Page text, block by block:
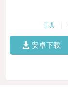
工具
安卓下载